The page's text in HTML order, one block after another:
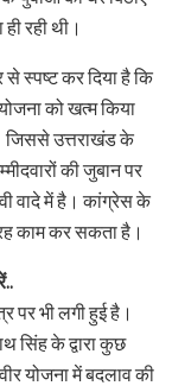
रही थी।
स्पष्ट कर दिया है कि
को खत्म किया
जिससे उत्तराखंड के
की जुबान पर
वादे में है। कांग्रेस के
काम कर सकता है।
पर भी लगी हुई है।
सिंह के द्वारा कुछ
योजना में बदलाव की